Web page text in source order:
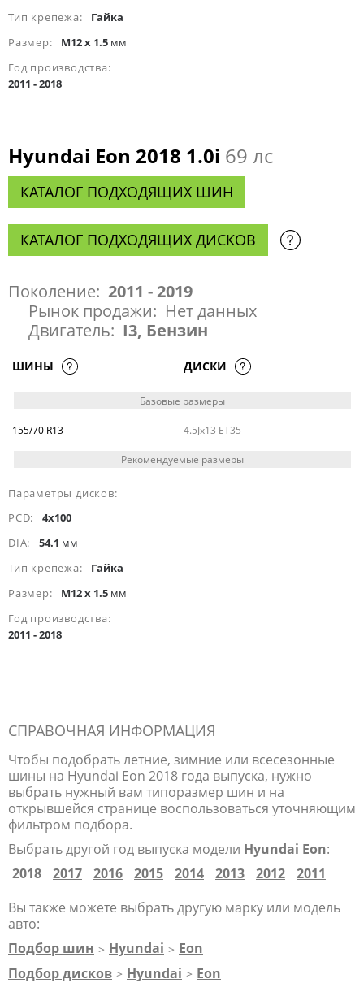
Тип крепежа:
Гайка
Размер:
M12 x 1.5 мм
Год производства:
2011 - 2018
Hyundai Eon 2018 1.0i 69 лс
КАТАЛОГ ПОДХОДЯЩИХ ШИН
КАТАЛОГ ПОДХОДЯЩИХ ДИСКОВ
Поколение: 2011 - 2019
Рынок продажи: Нет данных
Двигатель: I3, Бензин
ШИНЫ ДИСКИ
Базовые размеры
155/70 R13 4.5Jx13 ET35
Рекомендуемые размеры
Параметры дисков:
PCD:
4x100
DIA:
54.1 мм
Тип крепежа:
Гайка
Размер:
M12 x 1.5 мм
Год производства:
2011 - 2018
СПРАВОЧНАЯ ИНФОРМАЦИЯ
Чтобы подобрать летние, зимние или всесезонные
шины на Hyundai Eon 2018 года выпуска, нужно
выбрать нужный вам типоразмер шин и на
открывшейся странице воспользоваться уточняющим
фильтром подбора.
Выбрать другой год выпуска модели Hyundai Eon:
2018
2017 2016 2015 2014 2013 2012
2011
Вы также можете выбрать другую марку или модель
авто:
Подбор шин > Hyundai > Eon
Подбор дисков > Hyundai > Eon